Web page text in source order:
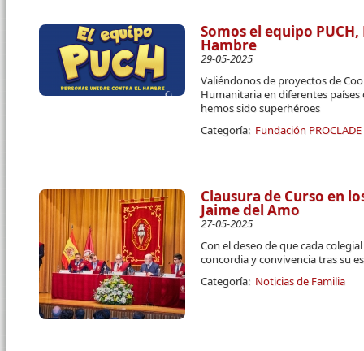
Somos el equipo
Hambre
29-05-2025
Valiéndonos de proyectos de
Humanitaria en diferentes países
hemos sido superhéroes
Categoría: Fundación PROCLADE
Clausura de Curso en
Jaime del Amo
27-05-2025
Con el deseo de que cada
concordia y convivencia tras su
Categoría: Noticias de Familia